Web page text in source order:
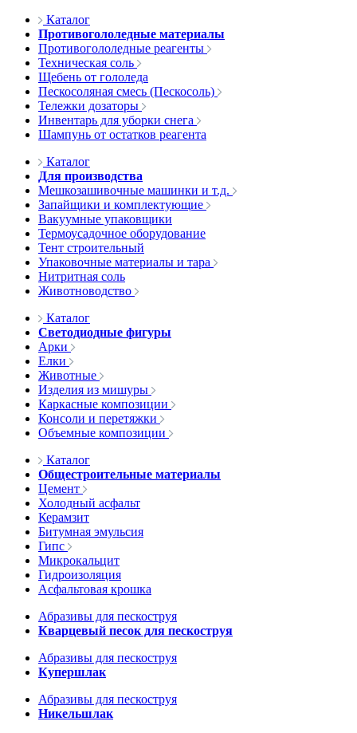
Каталог
Противогололедные материалы
Противогололедные реагенты
Техническая соль
Щебень от гололеда
Пескосоляная смесь (Пескосоль)
Тележки дозаторы
Инвентарь для уборки снега
Шампунь от остатков реагента
Каталог
Для производства
Мешкозашивочные машинки и т.д.
Запайщики и комплектующие
Вакуумные упаковщики
Термоусадочное оборудование
Тент строительный
Упаковочные материалы и тара
Нитритная соль
Животноводство
Каталог
Светодиодные фигуры
Арки
Елки
Животные
Изделия из мишуры
Каркасные композиции
Консоли и перетяжки
Объемные композиции
Каталог
Общестроительные материалы
Цемент
Холодный асфальт
Керамзит
Битумная эмульсия
Гипс
Микрокальцит
Гидроизоляция
Асфальтовая крошка
Абразивы для пескоструя
Кварцевый песок для пескоструя
Абразивы для пескоструя
Купершлак
Абразивы для пескоструя
Никельшлак